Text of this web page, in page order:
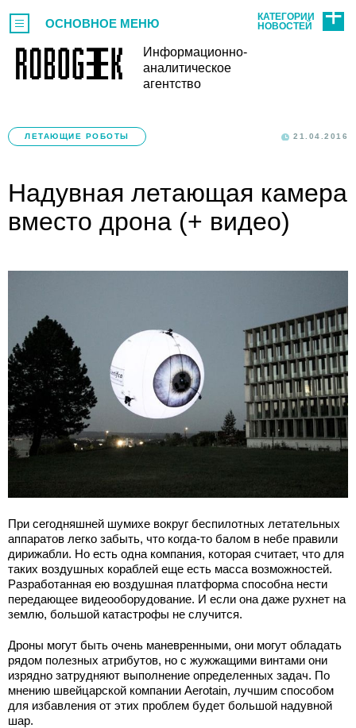
Информационно-
аналитическое
агентство
ОСНОВНОЕ МЕНЮ
КАТЕГОРИИ
НОВОСТЕЙ
ЛЕТАЮЩИЕ РОБОТЫ 21.04.2016
Надувная летающая камера
вместо дрона (+ видео)
При сегодняшней шумихе вокруг беспилотных летательных
аппаратов легко забыть, что когда-то балом в небе правили
дирижабли. Но есть одна компания, которая считает, что для
таких воздушных кораблей еще есть масса возможностей.
Разработанная ею воздушная платформа способна нести
передающее видеооборудование. И если она даже рухнет на
землю, большой катастрофы не случится.
Дроны могут быть очень маневренными, они могут обладать
рядом полезных атрибутов, но с жужжащими винтами они
изрядно затрудняют выполнение определенных задач. По
мнению швейцарской компании Aerotain, лучшим способом
для избавления от этих проблем будет большой надувной
шар.